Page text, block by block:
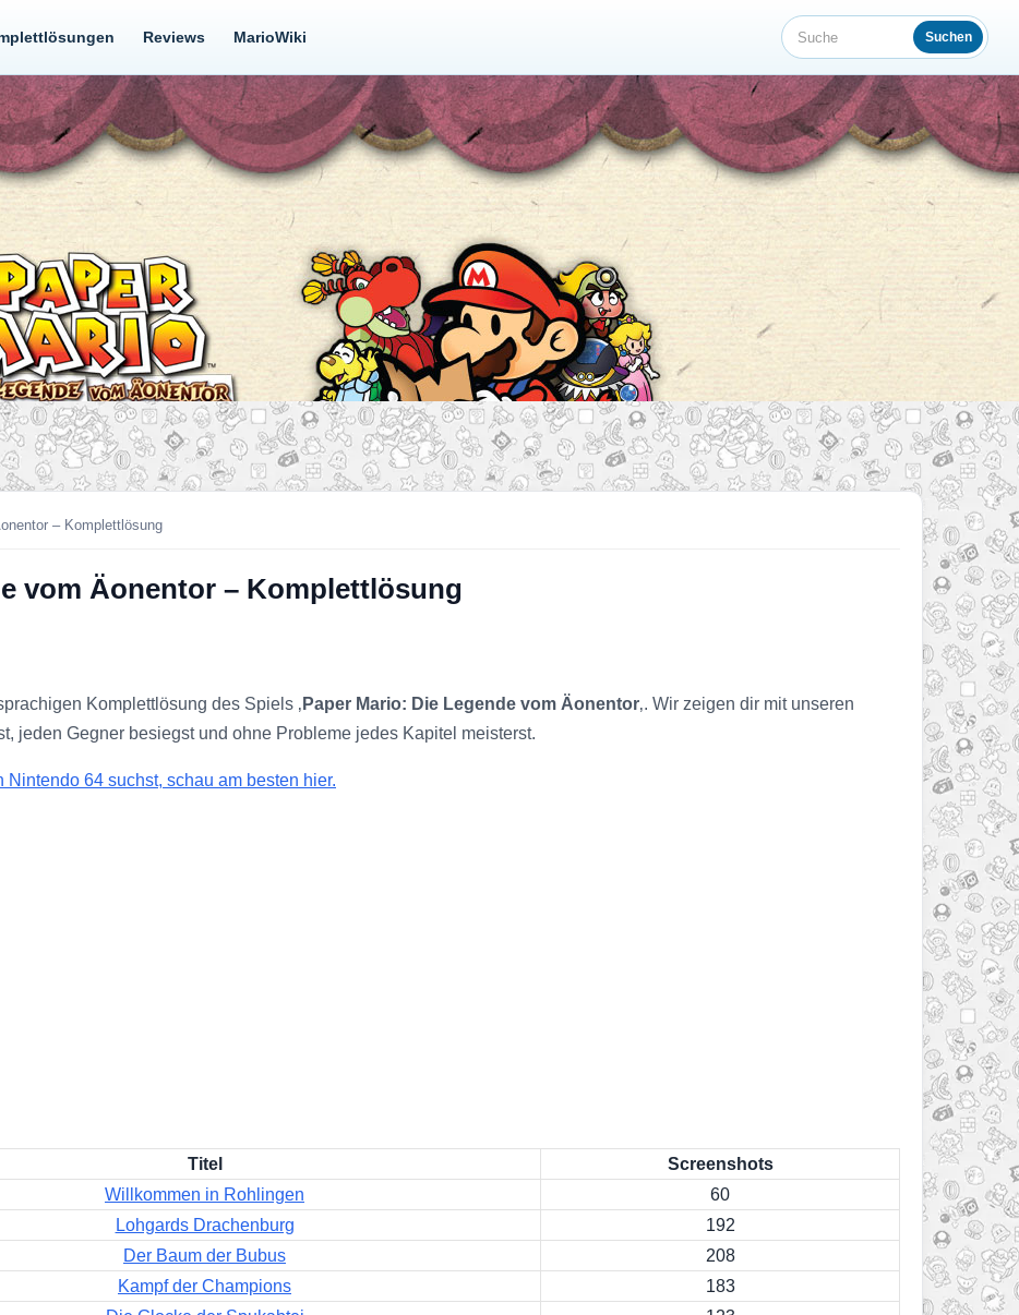
Reviews MarioWiki Suche Suchen
– Komplettlösung
vom Äonentor – Komplettlösung
Komplettlösung des Spiels ‚ Paper Mario: Die Legende vom Äonentor‚. Wir zeigen dir mit unseren
jeden Gegner besiegst und ohne Probleme jedes Kapitel meisterst.
Nintendo 64 suchst, schau am besten hier.
Titel
Screenshots
Willkommen in Rohlingen
60
Lohgards Drachenburg
192
Der Baum der Bubus
208
Kampf der Champions
183